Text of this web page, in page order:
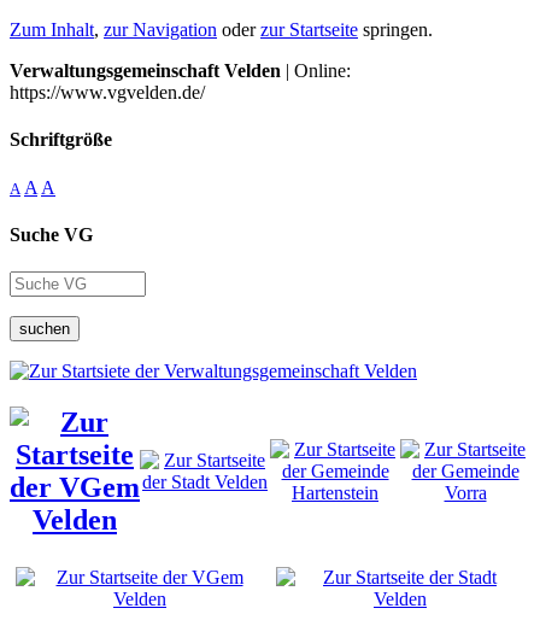
Zum Inhalt, zur Navigation oderzur Startseite springen.
Verwaltungsgemeinschaft Velden | Online:
https://www.vgvelden.de/
Schriftgröße
A A A
Suche VG
suchen